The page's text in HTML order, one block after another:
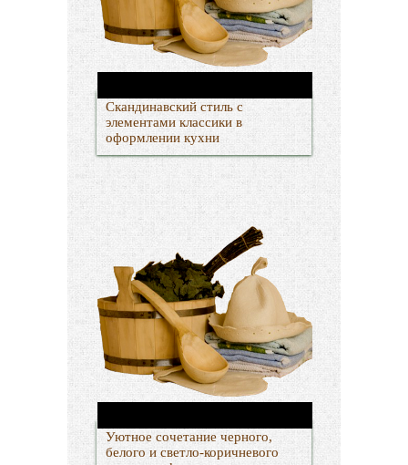
Скандинавский стиль с
элементами классики в
оформлении кухни
Уютное сочетание черного,
белого и светло-коричневого